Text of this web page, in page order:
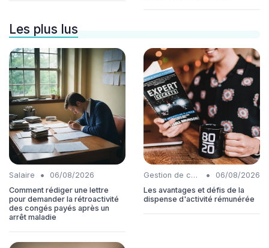
Les plus lus
Salaire •
06/08/2026
Comment rédiger une lettre
pour demander la rétroactivité
des congés payés après un
arrêt maladie
Gestion de carrière •
06/08/2026
Les avantages et défis de la
dispense d'activité rémunérée